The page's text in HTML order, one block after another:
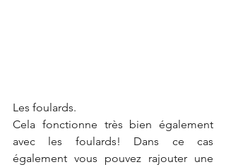
Les foulards.
Cela fonctionne très bien également
avec les foulards! Dans ce cas
également vous pouvez rajouter une